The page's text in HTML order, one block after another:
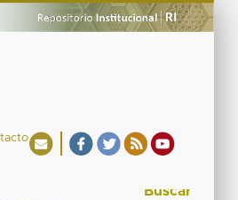
Buscar